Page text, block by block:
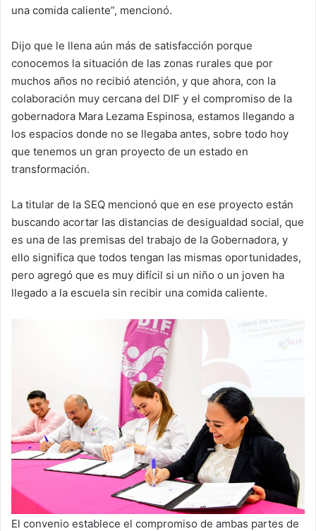
una comida caliente”, mencionó.
Dijo que le llena aún más de satisfacción porque
conocemos la situación de las zonas rurales que por
muchos años no recibió atención, y que ahora, con la
colaboración muy cercana del DIF y el compromiso de la
gobernadora Mara Lezama Espinosa, estamos llegando a
los espacios donde no se llegaba antes, sobre todo hoy
que tenemos un gran proyecto de un estado en
transformación.
La titular de la SEQ mencionó que en ese proyecto están
buscando acortar las distancias de desigualdad social, que
es una de las premisas del trabajo de la Gobernadora, y
ello significa que todos tengan las mismas oportunidades,
pero agregó que es muy difícil si un niño o un joven ha
llegado a la escuela sin recibir una comida caliente.
El convenio establece el compromiso de ambas partes de